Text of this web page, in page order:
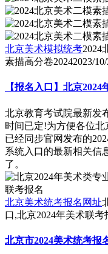
北京美术模拟统考2024
素描高分卷20242023/
【报名入口】北京
北京教育考试院最新发
时间已定!为方便各位
已经同步官网发布的
系统入口的最新相关信
了。
北京美术统考报名网址
口,北京2024年美术联考
北京市2024美术统考报